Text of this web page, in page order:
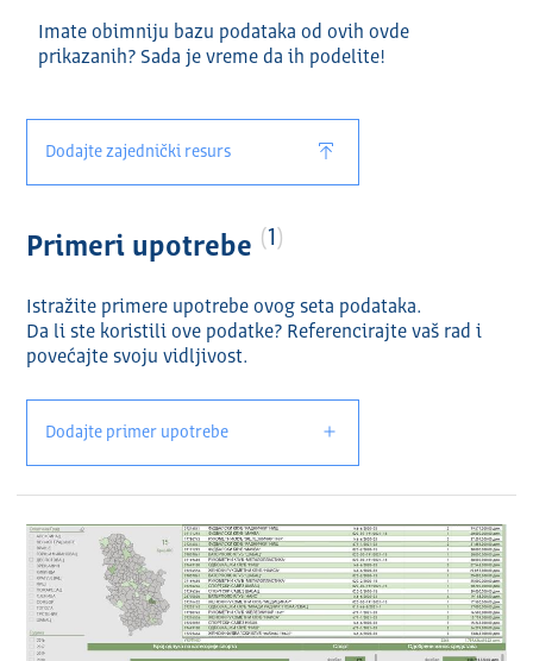
Imate obimniju bazu podataka od ovih ovde
prikazanih? Sada je vreme da ih podelite!
Dodajte zajednički resurs
Primeri upotrebe 1
Istražite primere upotrebe ovog seta podataka.
Da li ste koristili ove podatke? Referencirajte vaš rad i
povećajte svoju vidlјivost.
Dodajte primer upotrebe